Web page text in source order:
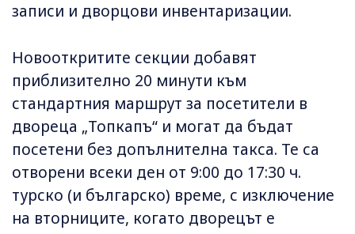
записи и дворцови инвентаризации.
Новооткритите секции добавят
приблизително 20 минути към
стандартния маршрут за посетители в
двореца „Топкапъ“ и могат да бъдат
посетени без допълнителна такса. Те са
отворени всеки ден от 9:00 до 17:30 ч.
турско (и българско) време, с изключение
на вторниците, когато дворецът е